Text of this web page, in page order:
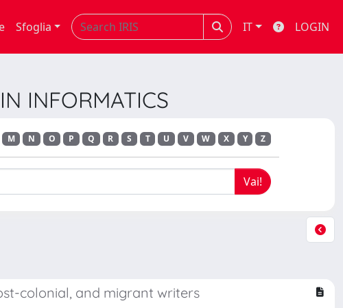
Sfoglia IT LOGIN
INFORMATICS
M N O P Q R S T U V W X Y Z
colonial, and migrant writers